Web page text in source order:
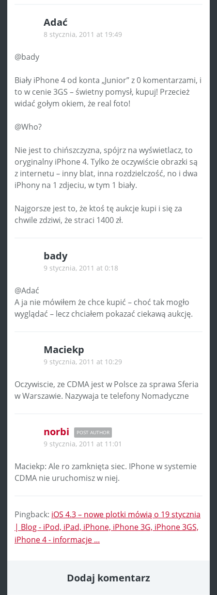
Adać
8 stycznia, 2011 at 19:49
@bady
Biały iPhone 4 od konta „Junior” z 0 komentarzami, i
to w cenie 3GS – świetny pomysł, kupuj! Przecież
widać gołym okiem, że real foto!
@Who?
Nie jest to chińszczyzna, spójrz na wyświetlacz, to
oryginalny iPhone 4. Tylko że oczywiście obrazki są
z internetu – inny blat, inna rozdzielczość, no i dwa
iPhony na 1 zdjeciu, w tym 1 biały.
Najgorsze jest to, że ktoś tę aukcje kupi i się za
chwile zdziwi, że straci 1400 zł.
bady
9 stycznia, 2011 at 0:18
@Adać
A ja nie mówiłem że chce kupić – choć tak mogło
wyglądać – lecz chciałem pokazać ciekawą aukcję.
Maciekp
9 stycznia, 2011 at 10:29
Oczywiscie, ze CDMA jest w Polsce za sprawa Sferia
w Warszawie. Nazywaja te telefony Nomadyczne
norbi POST AUTHOR
9 stycznia, 2011 at 11:01
Maciekp: Ale ro zamknięta siec. IPhone w systemie
CDMA nie uruchomisz w niej.
Pingback: iOS 4.3 – nowe plotki mówią o 19 stycznia
| Blog - iPod, iPad, iPhone, iPhone 3G, iPhone 3GS,
iPhone 4 - informacje ...
Dodaj komentarz